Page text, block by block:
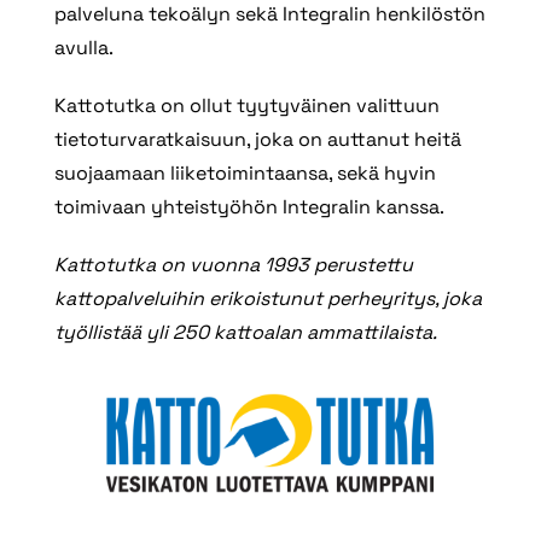
palveluna tekoälyn sekä Integralin henkilöstön
avulla.
Kattotutka on ollut tyytyväinen valittuun
tietoturvaratkaisuun, joka on auttanut heitä
suojaamaan liiketoimintaansa, sekä hyvin
toimivaan yhteistyöhön Integralin kanssa.
Kattotutka on vuonna 1993 perustettu
kattopalveluihin erikoistunut perheyritys, joka
työllistää yli 250 kattoalan ammattilaista.